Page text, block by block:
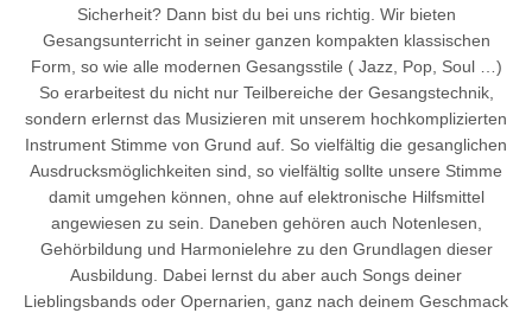
Sicherheit? Dann bist du bei uns richtig. Wir bieten
Gesangsunterricht in seiner ganzen kompakten klassischen
Form, so wie alle modernen Gesangsstile ( Jazz, Pop, Soul …)
So erarbeitest du nicht nur Teilbereiche der Gesangstechnik,
sondern erlernst das Musizieren mit unserem hochkomplizierten
Instrument Stimme von Grund auf. So vielfältig die gesanglichen
Ausdrucksmöglichkeiten sind, so vielfältig sollte unsere Stimme
damit umgehen können, ohne auf elektronische Hilfsmittel
angewiesen zu sein. Daneben gehören auch Notenlesen,
Gehörbildung und Harmonielehre zu den Grundlagen dieser
Ausbildung. Dabei lernst du aber auch Songs deiner
Lieblingsbands oder Opernarien, ganz nach deinem Geschmack